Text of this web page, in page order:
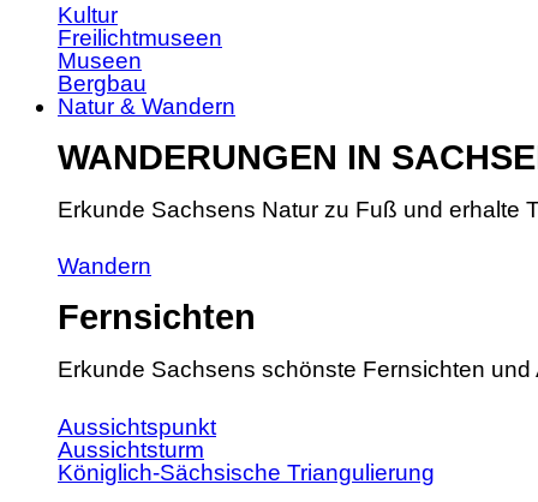
Kultur
Freilichtmuseen
Museen
Bergbau
Natur & Wandern
WANDERUNGEN IN
Erkunde Sachsens Natur zu Fuß und erhalte
Wandern
Fernsichten
Erkunde Sachsens schönste Fernsichten und
Aussichtspunkt
Aussichtsturm
Königlich-Sächsische Triangulierung